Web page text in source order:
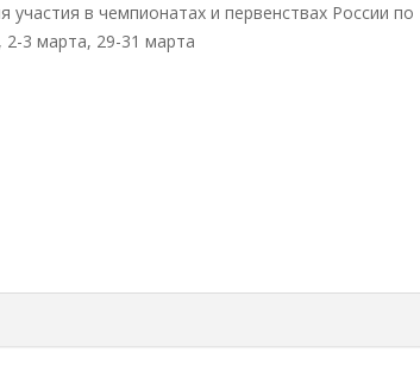
в чемпионатах и первенствах России по
3 марта, 29-31 марта